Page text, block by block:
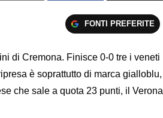
FONTI PREFERITE
di Cremona. Finisce 0-0 tre i veneti
è soprattutto di marca gialloblu,
che sale a quota 23 punti, il Verona